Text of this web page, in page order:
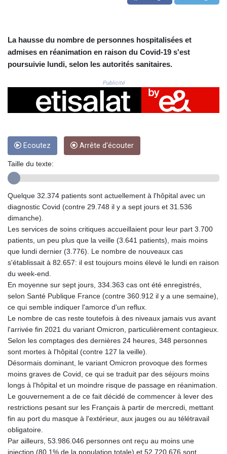
CRC 523.993489
CVE 110.26363
CZK 24.258158
DKK 7.477932
DOP 67.289164
DZD 152.967099
EGP 57.380687
ERN 17.342035
FJD 2.553384
FKP 0.857252
GGP 0.857252
GHS 13.526832
GIP 0.857252
GNF 10123.874202
GTQ 8.794891
GYD 241.157003
HKD 9.067746
HRK 7.536622
HTG 150.718127
HUF 363.096405
IDR 20580.370421
ILS 3.468234
IMP 0.857252
INR 110.076256
IQD 1509.981237
1590322.371805
ISK 142.598215
JEP 0.857252
JMD 183.057725
JPY 182.445186
KES 149.158147
La hausse du nombre de personnes hospitalisées et
admises en réanimation en raison du Covid-19 s'est
poursuivie lundi, selon les autorités sanitaires.
Publicité
Ecoutez Arrête d'écouter
Taille du texte:
Quelque 32.374 patients sont actuellement à l'hôpital avec un
diagnostic Covid (contre 29.748 il y a sept jours et 31.536
dimanche).
Les services de soins critiques accueillaient pour leur part 3.700
patients, un peu plus que la veille (3.641 patients), mais moins
que lundi dernier (3.776). Le nombre de nouveaux cas
s'établissait à 82.657: il est toujours moins élevé le lundi en raison
du week-end.
En moyenne sur sept jours, 334.363 cas ont été enregistrés,
selon Santé Publique France (contre 360.912 il y a une semaine),
ce qui semble indiquer l'amorce d'un reflux.
Le nombre de cas reste toutefois à des niveaux jamais vus avant
l'arrivée fin 2021 du variant Omicron, particulièrement contagieux.
Selon les comptages des dernières 24 heures, 348 personnes
sont mortes à l'hôpital (contre 127 la veille).
Désormais dominant, le variant Omicron provoque des formes
moins graves de Covid, ce qui se traduit par des séjours moins
longs à l'hôpital et un moindre risque de passage en réanimation.
Le gouvernement a de ce fait décidé de commencer à lever des
restrictions pesant sur les Français à partir de mercredi, mettant
fin au port du masque à l'extérieur, aux jauges ou au télétravail
obligatoire.
Par ailleurs, 53.986.046 personnes ont reçu au moins une
injection (80,1% de la population totale) et 52.720.676 sont